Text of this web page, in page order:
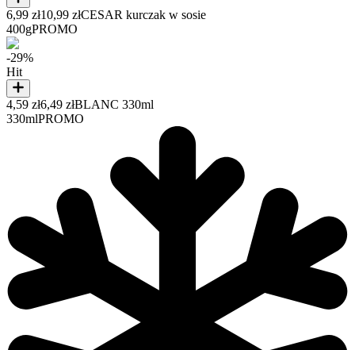
6,99 zł10,99 złCESAR kurczak w sosie
400gPROMO
-29%
Hit
4,59 zł6,49 złBLANC 330ml
330mlPROMO